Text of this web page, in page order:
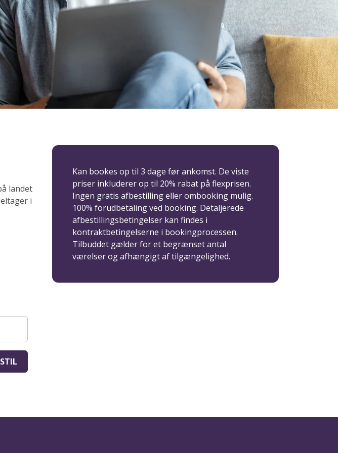
landet
i
Kan bookes op til 3 dage før ankomst. De viste
priser inkluderer op til 20% rabat på flexprisen.
Ingen gratis afbestilling eller ombooking mulig.
100% forudbetaling ved booking. Detaljerede
afbestillingsbetingelser kan findes i
kontraktbetingelserne i bookingprocessen.
Tilbuddet gælder for et begrænset antal
værelser og afhængigt af tilgængelighed.